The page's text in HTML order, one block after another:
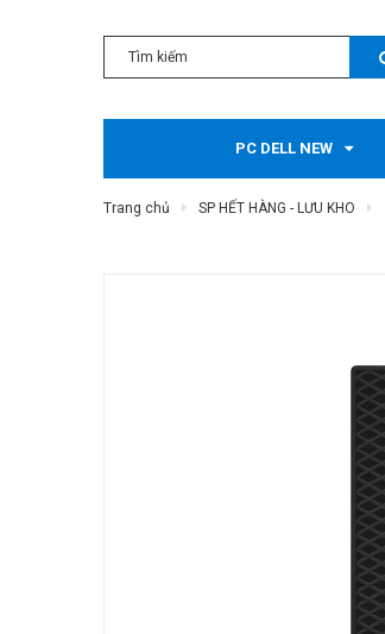
PC DELL NEW
Trang chủ SP HẾT HÀNG - LƯU KHO